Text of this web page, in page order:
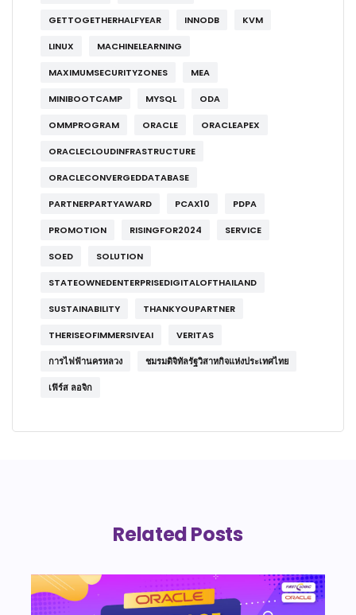
GETTOGETHERHALFYEAR INNODB KVM
LINUX MACHINELEARNING
MAXIMUMSECURITYZONES MEA
MINIBOOTCAMP MYSQL ODA
OMMPROGRAM ORACLE ORACLEAPEX
ORACLECLOUDINFRASTRUCTURE
ORACLECONVERGEDDATABASE
PARTNERPARTYAWARD PCAX10 PDPA
PROMOTION RISINGFOR2024 SERVICE
SOED SOLUTION
STATEOWNEDENTERPRISEDIGITALOFTHAILAND
SUSTAINABILITY THANKYOUPARTNER
THERISEOFIMMERSIVEAI VERITAS
การไฟฟ้านครหลวง ชมรมดิจิทัลรัฐวิสาหกิจแห่งประเทศไทย
เฟิร์ส ลอจิก
Related Posts